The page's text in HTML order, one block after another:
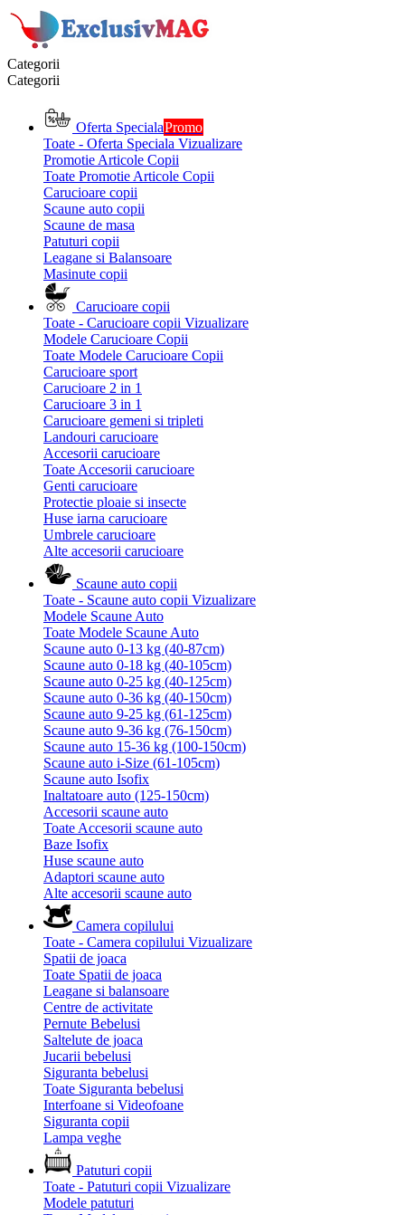
Categorii
Categorii
Oferta SpecialaPromo
Toate - Oferta Speciala Vizualizare
Promotie Articole Copii
Toate Promotie Articole Copii
Carucioare copii
Scaune auto copii
Scaune de masa
Patuturi copii
Leagane si Balansoare
Masinute copii
Carucioare copii
Toate - Carucioare copii Vizualizare
Modele Carucioare Copii
Toate Modele Carucioare Copii
Carucioare sport
Carucioare 2 in 1
Carucioare 3 in 1
Carucioare gemeni si tripleti
Landouri carucioare
Accesorii carucioare
Toate Accesorii carucioare
Genti carucioare
Protectie ploaie si insecte
Huse iarna carucioare
Umbrele carucioare
Alte accesorii carucioare
Scaune auto copii
Toate - Scaune auto copii Vizualizare
Modele Scaune Auto
Toate Modele Scaune Auto
Scaune auto 0-13 kg (40-87cm)
Scaune auto 0-18 kg (40-105cm)
Scaune auto 0-25 kg (40-125cm)
Scaune auto 0-36 kg (40-150cm)
Scaune auto 9-25 kg (61-125cm)
Scaune auto 9-36 kg (76-150cm)
Scaune auto 15-36 kg (100-150cm)
Scaune auto i-Size (61-105cm)
Scaune auto Isofix
Inaltatoare auto (125-150cm)
Accesorii scaune auto
Toate Accesorii scaune auto
Baze Isofix
Huse scaune auto
Adaptori scaune auto
Alte accesorii scaune auto
Camera copilului
Toate - Camera copilului Vizualizare
Spatii de joaca
Toate Spatii de joaca
Leagane si balansoare
Centre de activitate
Pernute Bebelusi
Saltelute de joaca
Jucarii bebelusi
Siguranta bebelusi
Toate Siguranta bebelusi
Interfoane si Videofoane
Siguranta copii
Lampa veghe
Patuturi copii
Toate - Patuturi copii Vizualizare
Modele patuturi